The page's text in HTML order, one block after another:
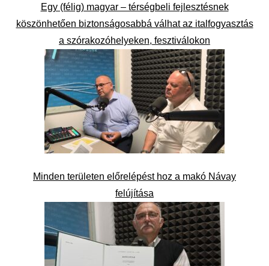
Egy (félig) magyar – térségbeli fejlesztésnek
köszönhetően biztonságosabbá válhat az italfogyasztás
a szórakozóhelyeken, fesztiválokon
Minden területen előrelépést hoz a makó Návay
felújítása